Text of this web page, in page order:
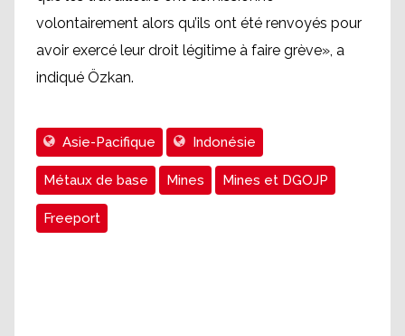
volontairement alors qu’ils ont été renvoyés pour
avoir exercé leur droit légitime à faire grève», a
indiqué Özkan.
Asie-Pacifique Indonésie
Métaux de base Mines Mines et DGOJP
Freeport